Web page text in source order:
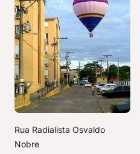
Rua Radialista Osvaldo
Nobre